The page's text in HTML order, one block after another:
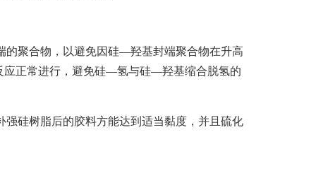
聚合物，以避免因硅—羟基封端聚合物在升高
正常进行，避免硅—氢与硅—羟基缩合脱氢的
硅树脂后的胶料方能达到适当黏度，并且硫化